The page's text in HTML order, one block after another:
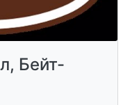
Бейт-